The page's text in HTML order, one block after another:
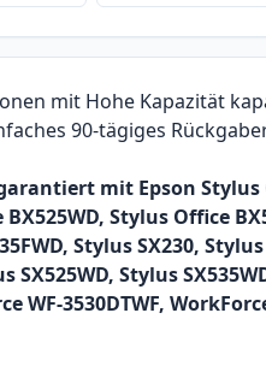
mit Hohe Kapazität
90-tägiges
mit Epson Stylus
Stylus Office
Stylus SX230,
SX525WD, Stylus
WF-3530DTWF,